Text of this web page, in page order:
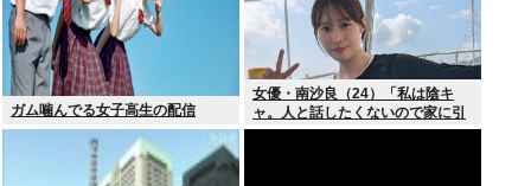
ガム噛んでる女子高生の配信
女優・南沙良（24）「私は陰キ
ャ。人と話したくないので家に引
きこもってPCでアニメを観ていた